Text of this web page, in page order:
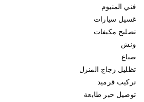
فني المنيوم
غسيل سيارات
تصليح مكيفات
ونش
صباغ
تظليل زجاج المنزل
تركيب قرميد
توصيل حبر طابعة